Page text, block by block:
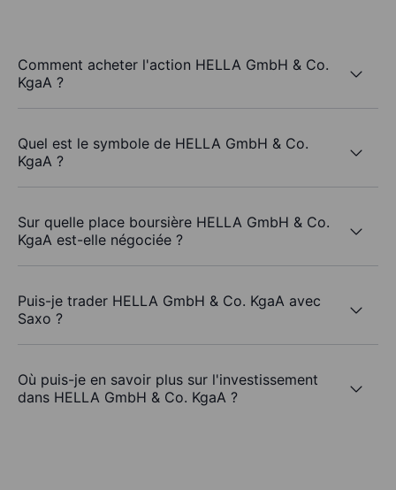
Comment acheter l'action HELLA GmbH & Co.
KgaA ?
Quel est le symbole de HELLA GmbH & Co.
KgaA ?
Sur quelle place boursière HELLA GmbH & Co.
KgaA est-elle négociée ?
Puis-je trader HELLA GmbH & Co. KgaA avec
Saxo ?
Où puis-je en savoir plus sur l'investissement
dans HELLA GmbH & Co. KgaA ?